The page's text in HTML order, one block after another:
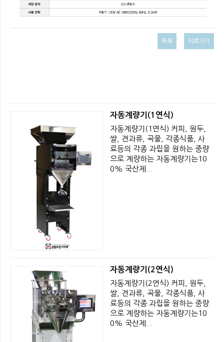
뒤로가기
목록
자동계량기(1연식)
자동계량기(1연식) 커피, 원두,
쌀, 견과류, 곡물, 각종식품, 사
료등의 각종 과립을 원하는 중량
으로 계량하는 자동계량기는10
0% 국산제...
자동계량기(2연식)
자동계량기(2연식) 커피, 원두,
쌀, 견과류, 곡물, 각종식품, 사
료등의 각종 과립을 원하는 중량
으로 계량하는 자동계량기는10
0% 국산제...